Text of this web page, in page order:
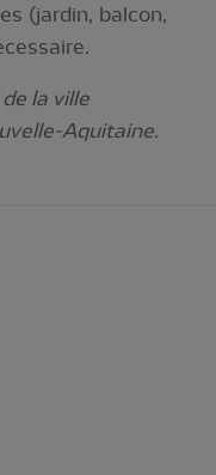
(jardin, balcon,
la ville
Aquitaine.